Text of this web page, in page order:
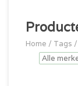
Home / Tags /